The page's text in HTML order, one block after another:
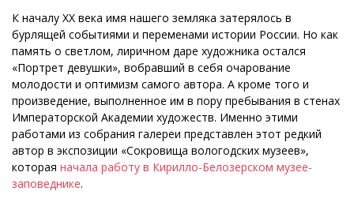
К началу XX века имя нашего земляка затерялось в
бурлящей событиями и переменами истории России. Но как
память о светлом, лиричном даре художника остался
«Портрет девушки», вобравший в себя очарование
молодости и оптимизм самого автора. А кроме того и
произведение, выполненное им в пору пребывания в стенах
Императорской Академии художеств. Именно этими
работами из собрания галереи представлен этот редкий
автор в экспозиции «Сокровища вологодских музеев»,
которая начала работу в Кирилло-Белозерском музее-
заповеднике.